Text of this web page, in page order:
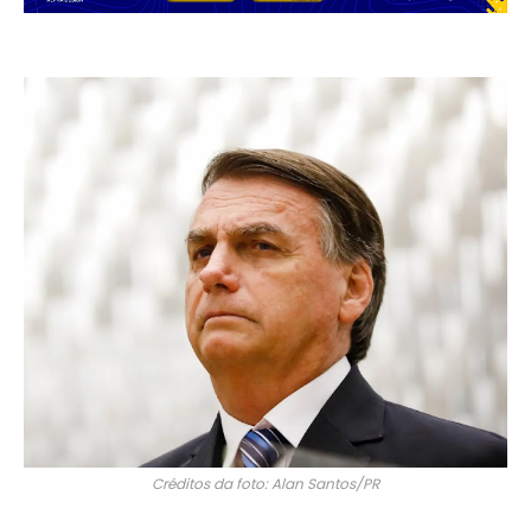
Créditos da foto:Alan Santos/PR